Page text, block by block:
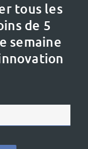
tous les
de 5
semaine